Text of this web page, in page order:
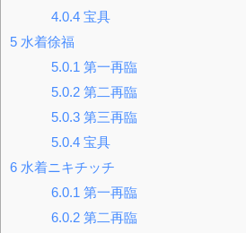
4.0.4宝具
5 水着徐福
5.0.1 第一再臨
5.0.2第二再臨
5.0.3第三再臨
5.0.4宝具
6 水着ニキチッチ
6.0.1 第一再臨
6.0.2第二再臨